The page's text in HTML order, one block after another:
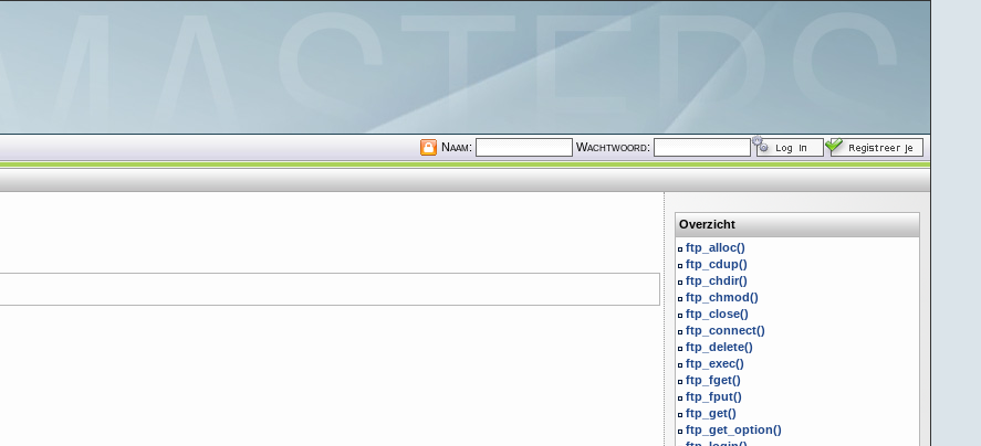
Naam: Wachtwoord:
Overzicht
ftp_alloc()
ftp_cdup()
ftp_chdir()
ftp_chmod()
ftp_close()
ftp_connect()
ftp_delete()
ftp_exec()
ftp_fget()
ftp_fput()
ftp_get()
ftp_get_option()